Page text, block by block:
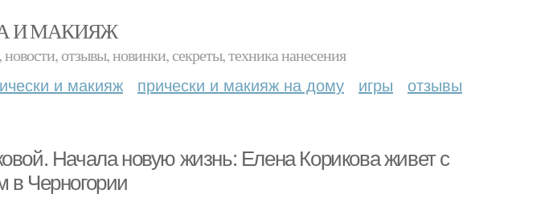
И МАКИЯЖ
отзывы, новинки, секреты, техника нанесения
и макияж прически и макияж на дому игры отзывы
Начала новую жизнь: Елена Корикова живет с
в Черногории